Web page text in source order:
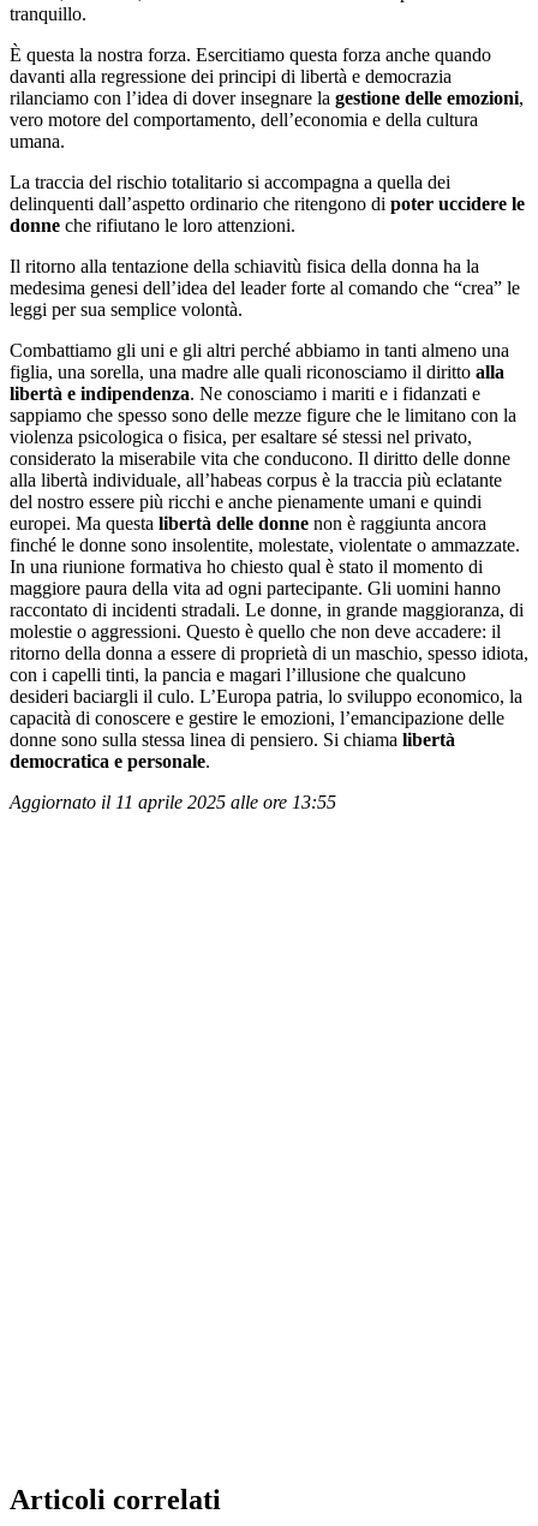
tranquillo.
È questa la nostra forza. Esercitiamo questa forza anche quando
davanti alla regressione dei principi di libertà e democrazia
rilanciamo con l’idea di dover insegnare la gestione delle emozioni,
vero motore del comportamento, dell’economia e della cultura
umana.
La traccia del rischio totalitario si accompagna a quella dei
delinquenti dall’aspetto ordinario che ritengono di poter uccidere le
donne che rifiutano le loro attenzioni.
Il ritorno alla tentazione della schiavitù fisica della donna ha la
medesima genesi dell’idea del leader forte al comando che “crea” le
leggi per sua semplice volontà.
Combattiamo gli uni e gli altri perché abbiamo in tanti almeno una
figlia, una sorella, una madre alle quali riconosciamo il diritto alla
libertà e indipendenza. Ne conosciamo i mariti e i fidanzati e
sappiamo che spesso sono delle mezze figure che le limitano con la
violenza psicologica o fisica, per esaltare sé stessi nel privato,
considerato la miserabile vita che conducono. Il diritto delle donne
alla libertà individuale, all’habeas corpus è la traccia più eclatante
del nostro essere più ricchi e anche pienamente umani e quindi
europei. Ma questa libertà delle donne non è raggiunta ancora
finché le donne sono insolentite, molestate, violentate o ammazzate.
In una riunione formativa ho chiesto qual è stato il momento di
maggiore paura della vita ad ogni partecipante. Gli uomini hanno
raccontato di incidenti stradali. Le donne, in grande maggioranza, di
molestie o aggressioni. Questo è quello che non deve accadere: il
ritorno della donna a essere di proprietà di un maschio, spesso idiota,
con i capelli tinti, la pancia e magari l’illusione che qualcuno
desideri baciargli il culo. L’Europa patria, lo sviluppo economico, la
capacità di conoscere e gestire le emozioni, l’emancipazione delle
donne sono sulla stessa linea di pensiero. Si chiama libertà
democratica e personale.
Aggiornato il 11 aprile 2025 alle ore 13:55
Articoli correlati